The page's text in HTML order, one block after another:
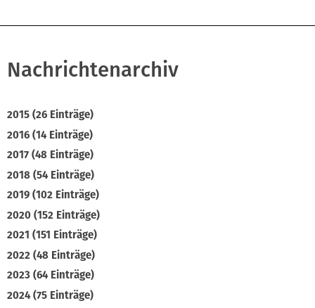
Nachrichtenarchiv
2015 (26 Einträge)
2016 (14 Einträge)
2017 (48 Einträge)
2018 (54 Einträge)
2019 (102 Einträge)
2020 (152 Einträge)
2021 (151 Einträge)
2022 (48 Einträge)
2023 (64 Einträge)
2024 (75 Einträge)